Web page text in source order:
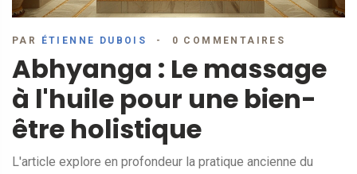
PAR ÉTIENNE DUBOIS 0 COMMENTAIRES
Abhyanga : Le massage
à l'huile pour une bien-
être holistique
L'article explore en profondeur la pratique ancienne du